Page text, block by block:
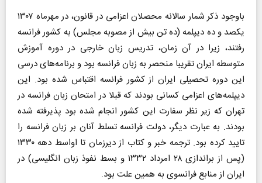
باوجود ذکر شمار سالانه محصلان اعزامی در قانون، در مهرماه ۱۳۰۷
یکصد و ده دیپلمه (ده تن بیش از مصوبه مجلس) به کشور فرانسه
رفتند، زیرا در آن زمان، تدریس زبان خارجی در دوره آموزش
متوسطه ایران تقریبا منحصر به زبان فرانسه بود و برنامه‌های درسی
این دوره تحصیلی ایران از کشور فرانسه اقتباس شده بود. این
دیپلمه‌های اعزامی کسانی بودند که قبلا در امتحان زبان فرانسه در
تهران که زیر نظر سفارت این کشور انجام شده بود پذیرفته شده
بودند. به عبارت دیگر، دولت فرانسه تسلط آنان بر زبان فرانسه را
تایید کرده بود. ترجمه خبر و کتاب از دیرزمان تا اواسط دهه ۱۳۳۰
(پس از براندازی ۲۸ امرداد ۱۳۳۲ و بسط نفوذ زبان انگلیسی) در
ایران از منابع فرانسوی به همین علت بود.